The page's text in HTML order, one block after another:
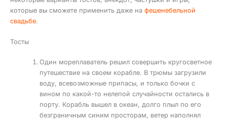
которые вы сможете применить даже на фешенебельной
свадьбе.
Тосты
Один мореплаватель решил совершить кругосветное
путешествие на своем корабле. В трюмы загрузили
воду, всевозможные припасы, и только бочки с
вином по какой-то нелепой случайности остались в
порту. Корабль вышел в океан, долго плыл по его
безграничным синим просторам, ветер наполнял